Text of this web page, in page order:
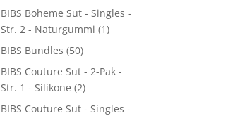
BIBS Boheme Sut - Singles -
Str. 2 - Naturgummi (1)
BIBS Bundles (50)
BIBS Couture Sut - 2-Pak -
Str. 1 - Silikone (2)
BIBS Couture Sut - Singles -